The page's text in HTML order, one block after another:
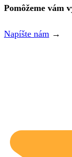
Pomôžeme vám
Napíšte nám →